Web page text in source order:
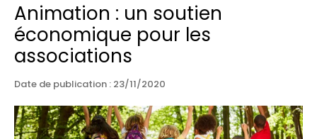
Animation : un soutien
économique pour les
associations
Date de publication : 23/11/2020